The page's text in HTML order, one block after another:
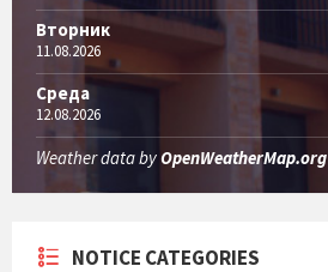
Вторник
11.08.2026
Среда
12.08.2026
Weather data byOpenWeatherMap.org
NOTICE CATEGORIES